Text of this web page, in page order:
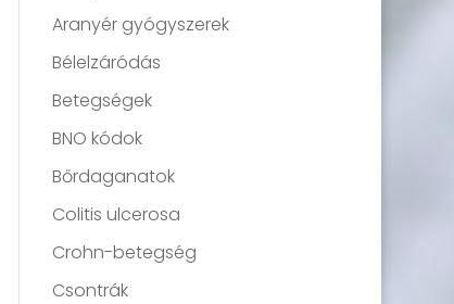
Aranyér gyógyszerek
Bélelzáródás
Betegségek
BNO kódok
Bőrdaganatok
Colitis ulcerosa
Crohn-betegség
Csontrák